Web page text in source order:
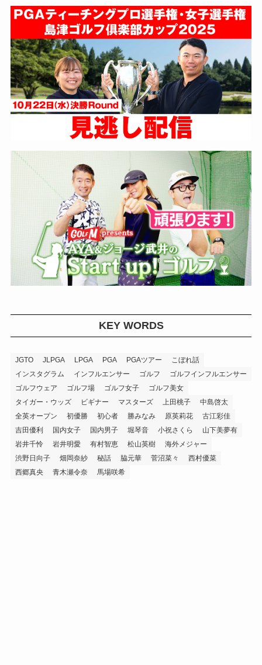
KEY WORDS
JGTO JLPGA LPGA PGA PGAツアー
こぼれ話
インスタグラム
インフルエンサー ゴルフ
ゴルフインフルエンサー
ゴルフウェア
ゴルフ場 ゴルフ女子
ゴルフ美女
タイガー・ウッズ
ビギナー マスターズ 上田桃子
中島啓太
全英オープン
初優勝 初心者 勝みなみ 原英莉花
古江彩佳
吉田優利
国内女子 国内男子 堀琴音 小祝さくら
山下美夢有
岩井千怜
岩井明愛 有村智恵 松山英樹
海外メジャー
渋野日向子
畑岡奈紗 秘話 脇元華 菅沼菜々
西村優菜
西郷真央
青木瀬令奈 馬場咲希